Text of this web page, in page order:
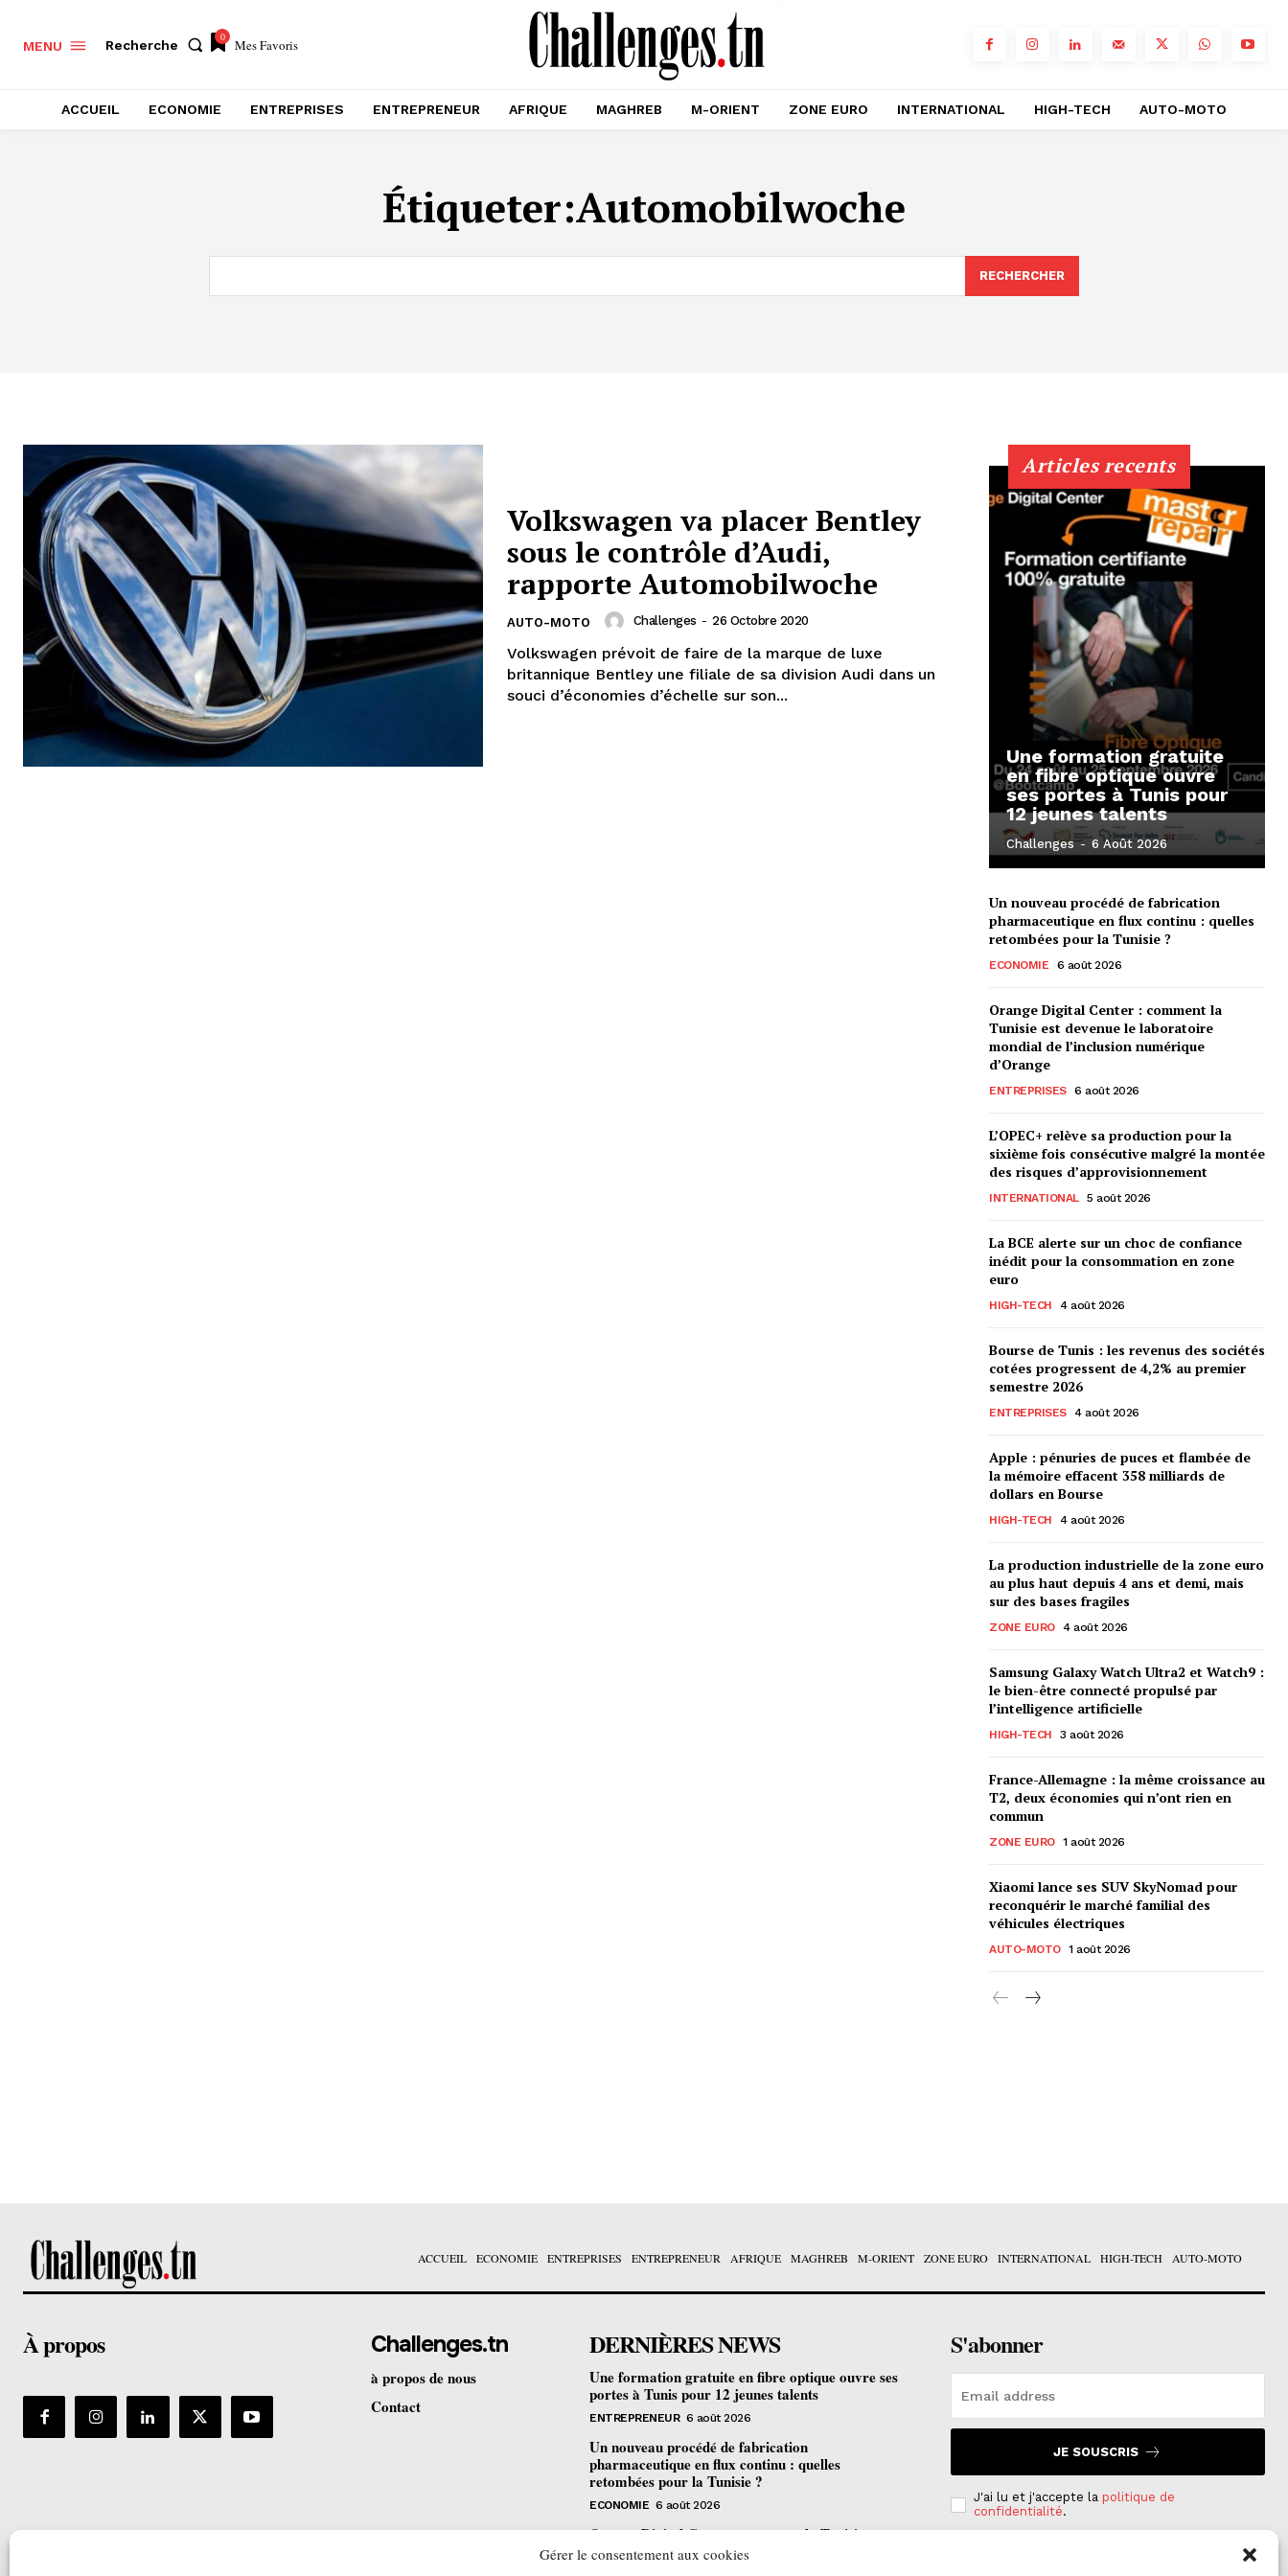
Gérer le consentement aux cookies
MENU Recherche
0 Mes Favoris
ACCUEIL ECONOMIE ENTREPRISES ENTREPRENEUR AFRIQUE MAGHREB M-ORIENT ZONE EURO INTERNATIONAL HIGH-TECH AUTO-MOTO
Étiqueter:Automobilwoche
RECHERCHER
Volkswagen va placer Bentley
sous le contrôle d’Audi,
rapporte Automobilwoche
AUTO-MOTO Challenges - 26 Octobre 2020
Volkswagen prévoit de faire de la marque de luxe
britannique Bentley une filiale de sa division Audi dans un
souci d’économies d’échelle sur son...
Articles recents
Une formation gratuite
en fibre optique ouvre
ses portes à Tunis pour
12 jeunes talents
Challenges - 6 Août 2026
Un nouveau procédé de fabrication
pharmaceutique en flux continu : quelles
retombées pour la Tunisie ?
ECONOMIE 6 août 2026
Orange Digital Center : comment la
Tunisie est devenue le laboratoire
mondial de l’inclusion numérique
d’Orange
ENTREPRISES 6 août 2026
L’OPEC+ relève sa production pour la
sixième fois consécutive malgré la montée
des risques d’approvisionnement
INTERNATIONAL 5 août 2026
La BCE alerte sur un choc de confiance
inédit pour la consommation en zone
euro
HIGH-TECH 4 août 2026
Bourse de Tunis : les revenus des sociétés
cotées progressent de 4,2% au premier
semestre 2026
ENTREPRISES 4 août 2026
Apple : pénuries de puces et flambée de
la mémoire effacent 358 milliards de
dollars en Bourse
HIGH-TECH 4 août 2026
La production industrielle de la zone euro
au plus haut depuis 4 ans et demi, mais
sur des bases fragiles
ZONE EURO 4 août 2026
Samsung Galaxy Watch Ultra2 et Watch9 :
le bien-être connecté propulsé par
l’intelligence artificielle
HIGH-TECH 3 août 2026
France-Allemagne : la même croissance au
T2, deux économies qui n’ont rien en
commun
ZONE EURO 1 août 2026
Xiaomi lance ses SUV SkyNomad pour
reconquérir le marché familial des
véhicules électriques
AUTO-MOTO 1 août 2026
ACCUEIL ECONOMIE ENTREPRISES ENTREPRENEUR AFRIQUE MAGHREB M-ORIENT ZONE EURO INTERNATIONAL HIGH-TECH AUTO-MOTO
À propos Challenges.tn
à propos de nous
Contact
DERNIÈRES NEWS
Une formation gratuite en fibre optique ouvre ses
portes à Tunis pour 12 jeunes talents
ENTREPRENEUR 6 août 2026
Un nouveau procédé de fabrication
pharmaceutique en flux continu : quelles
retombées pour la Tunisie ?
ECONOMIE 6 août 2026
Orange Digital Center : comment la Tunisie est
devenue le laboratoire mondial de l’inclusion
S'abonner
JE SOUSCRIS
J'ai lu et j'accepte la politique de
confidentialité.